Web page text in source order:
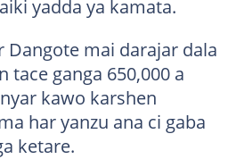
yadda ya kamata.
Dangote mai darajar dala
tace ganga 650,000 a
kawo karshen
har yanzu ana ci gaba
ketare.